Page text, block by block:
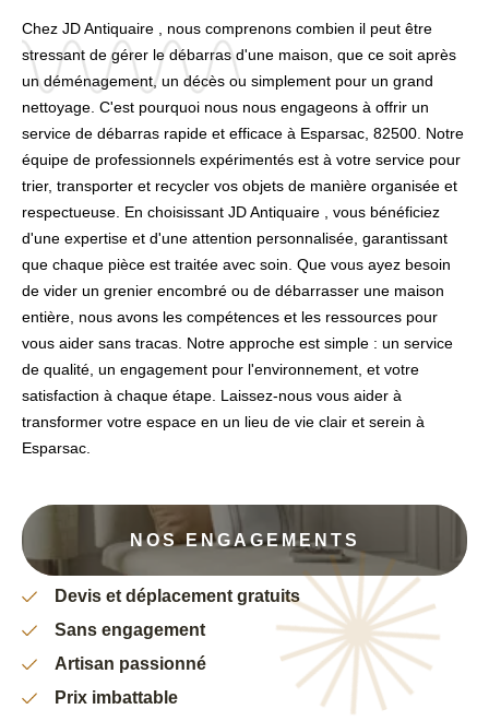
Chez JD Antiquaire , nous comprenons combien il peut être
stressant de gérer le débarras d'une maison, que ce soit après
un déménagement, un décès ou simplement pour un grand
nettoyage. C'est pourquoi nous nous engageons à offrir un
service de débarras rapide et efficace à Esparsac, 82500. Notre
équipe de professionnels expérimentés est à votre service pour
trier, transporter et recycler vos objets de manière organisée et
respectueuse. En choisissant JD Antiquaire , vous bénéficiez
d'une expertise et d'une attention personnalisée, garantissant
que chaque pièce est traitée avec soin. Que vous ayez besoin
de vider un grenier encombré ou de débarrasser une maison
entière, nous avons les compétences et les ressources pour
vous aider sans tracas. Notre approche est simple : un service
de qualité, un engagement pour l'environnement, et votre
satisfaction à chaque étape. Laissez-nous vous aider à
transformer votre espace en un lieu de vie clair et serein à
Esparsac.
NOS ENGAGEMENTS
Devis et déplacement gratuits
Sans engagement
Artisan passionné
Prix imbattable